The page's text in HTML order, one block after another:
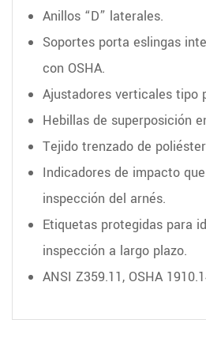
Anillos “D” laterales.
Soportes porta eslingas
con OSHA.
Ajustadores verticales tipo
Hebillas de superposición
Tejido trenzado de
Indicadores de impacto
inspección del arnés.
Etiquetas protegidas para
inspección a largo plazo.
ANSI Z359.11, OSHA